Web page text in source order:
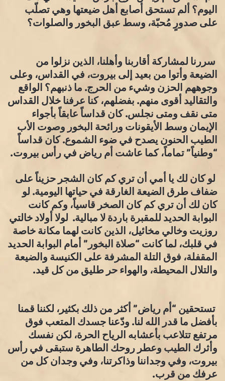
اليوم؟ ألم تستحق أصابع أهل ضيعتها وهي تصلّب
على صدورٍ مُحبّة، وسط عبق البخور والصلوات؟
سررنا لمشاركة أقاربنا وأهلنا، الذين نزلوا من
الضيعة وأتوا من بعيد إلى بيروت، في القداس، وعلى
وجوههم الحزن وشيء من الحرج. ما ذنبهم؟ الواقع
والتقاليد أقوى منهم. بفضلهم، كنا عرفنا خلال القداس
متى نقف ومتى نجلس. كان قداساً عابقاً بأجواء
الإيمان وسط الأيقونات ورائحة البخور وصوت الأب
الطيب الحنون يصدح في ضوء الشموع. كان قداساً
“وطنياً” تماماً، كما عاشت أم رياض في رأس بيروت.
لو كان لك يا أمي أن تري كم كان الشجر حزيناً على
ضفاف طرق الضيعة الغارقة في حياتها اليومية. لو
كان لك أن تري كم كان الصخر قاسياً، وكم كانت
البوابة الحديد للمقبرة باردة لا مبالية. لولا أولاد خالتي
روزيت وخالي مخائيل، الذين كانت لهما مكانة خاصة
في قلبك، لما كانت “صلاة البخور” أمام البوابة الحديد
المقفلة، فوق التلة المشرفة على الكنيسة والضيعة
والتلال المحيطة، والهواء حر طليق من كل قيد.
تستحقين “أم رياض” أكثر من ذلك بكثير، لكننا قمنا
بأفضل ما قدر الله لنا. ودّعنا جسدك المتعب فوق
مرتفع تتلاعب بأعشابه الرياح الحرة، لكن نفسك
وأثرك الطيب وعطر روحك الطاهرة ستبقى في رأس
بيروت، وفي وجداننا وذاكرتنا، وفي وجدان كل من
عرفك من قرب.